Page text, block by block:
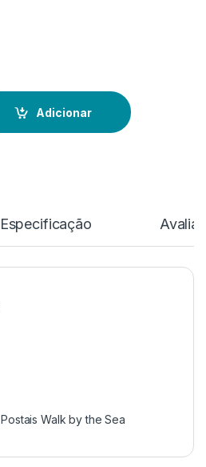
Adicionar
Especificação
,Postais Walk by the Sea